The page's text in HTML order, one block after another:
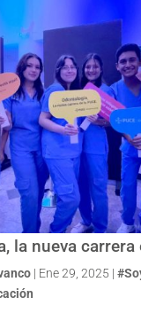
la nueva carrera
| Ene 29, 2025 |